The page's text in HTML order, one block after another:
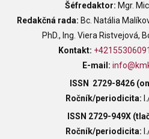
Šéfredaktor: Mgr.
Redakčná rada: Bc. Natália
PhD., Ing. Viera Ristvejová,
Kontakt:
E-mail:
ISSN
2729-8426
Ročník/periodicita:
ISSN 2729-949X
Ročník/periodicita: